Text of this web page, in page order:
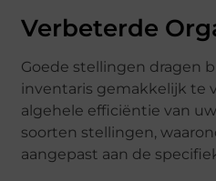
Verbeterde
Goede stellingen dragen
inventaris gemakkelijk te
algehele efficiëntie van
soorten stellingen,
aangepast aan de